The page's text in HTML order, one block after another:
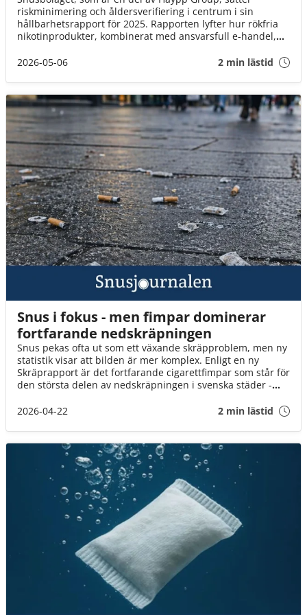
riskminimering och åldersverifiering i centrum i sin
hållbarhetsrapport för 2025. Rapporten lyfter hur rökfria
nikotinprodukter, kombinerat med ansvarsfull e‑handel,
2026-05-06
2 min lästid
Snus i fokus - men fimpar dominerar
fortfarande nedskräpningen
Snus pekas ofta ut som ett växande skräpproblem, men ny
statistik visar att bilden är mer komplex. Enligt en ny
Skräprapport är det fortfarande cigarettfimpar som står för
den största delen av nedskräpningen i svenska städer -
renare miljöer.
2026-04-22 2 min lästid